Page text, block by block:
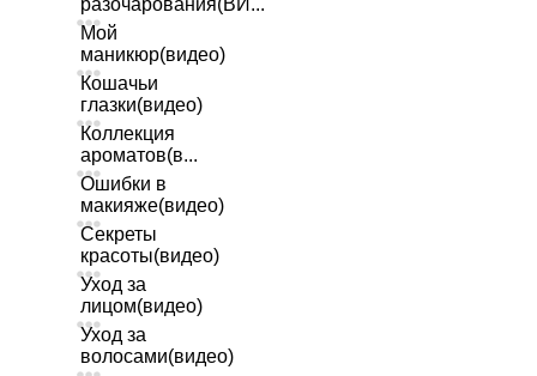
разочарования(ВИ...
Мой
маникюр(видео)
Кошачьи
глазки(видео)
Коллекция
ароматов(в...
Ошибки в
макияже(видео)
Секреты
красоты(видео)
Уход за
лицом(видео)
Уход за
волосами(видео)